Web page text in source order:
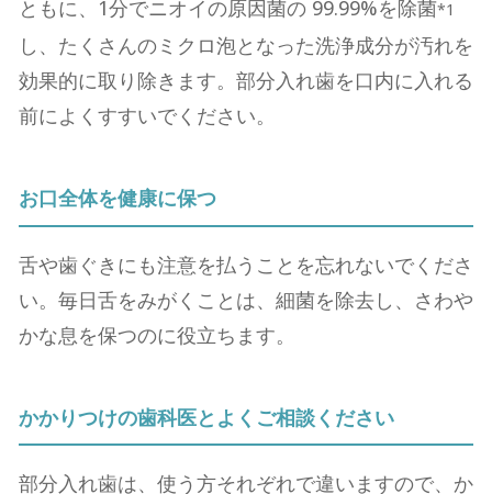
ともに、1分でニオイの原因菌の 99.99%を除菌*1
し、たくさんのミクロ泡となった洗浄成分が汚れを
効果的に取り除きます。部分⼊れ⻭を口内に⼊れる
前によくすすいでください。
お口全体を健康に保つ
⾆や⻭ぐきにも注意を払うことを忘れないでくださ
い。毎⽇⾆をみがくことは、細菌を除去し、さわや
かな息を保つのに役⽴ちます。
かかりつけの⻭科医とよくご相談ください
部分⼊れ⻭は、使う⽅それぞれで違いますので、か